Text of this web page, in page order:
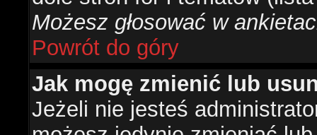
Możesz głosować w
Powrót do góry
Jak mogę zmienić lub
Jeżeli nie jesteś